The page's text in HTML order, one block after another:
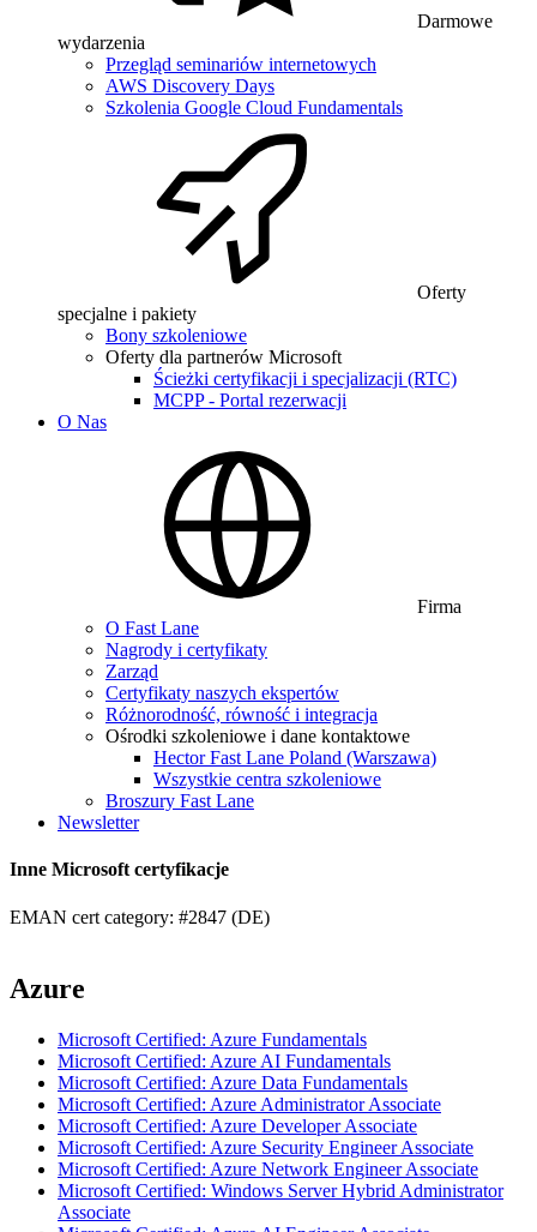
Darmowe
wydarzenia
Przegląd seminariów internetowych
AWS Discovery Days
Szkolenia Google Cloud Fundamentals
Oferty
specjalne i pakiety
Bony szkoleniowe
Oferty dla partnerów Microsoft
Ścieżki certyfikacji i specjalizacji (RTC)
MCPP - Portal rezerwacji
O Nas
Firma
O Fast Lane
Nagrody i certyfikaty
Zarząd
Certyfikaty naszych ekspertów
Różnorodność, równość i integracja
Ośrodki szkoleniowe i dane kontaktowe
Hector Fast Lane Poland (Warszawa)
Wszystkie centra szkoleniowe
Broszury Fast Lane
Newsletter
Inne Microsoft certyfikacje
EMAN cert category: #2847 (DE)
Azure
Microsoft Certified: Azure Fundamentals
Microsoft Certified: Azure AI Fundamentals
Microsoft Certified: Azure Data Fundamentals
Microsoft Certified: Azure Administrator Associate
Microsoft Certified: Azure Developer Associate
Microsoft Certified: Azure Security Engineer Associate
Microsoft Certified: Azure Network Engineer Associate
Microsoft Certified: Windows Server Hybrid Administrator
Associate